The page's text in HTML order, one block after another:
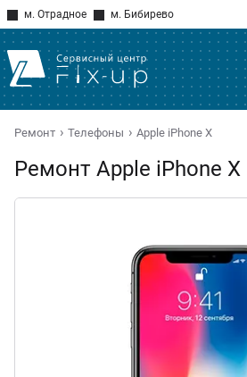
м. Отрадное м. Бибирево
Ремонт Телефоны Apple iPhone X
Ремонт Apple iPhone X